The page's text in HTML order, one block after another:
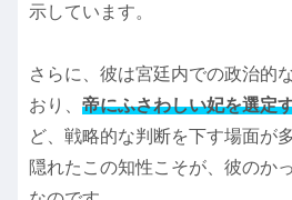
示しています。
さらに、彼は宮廷内での政治的
おり、 帝にふさわしい妃を選定
ど、戦略的な判断を下す場面が
隠れたこの知性こそが、彼のか